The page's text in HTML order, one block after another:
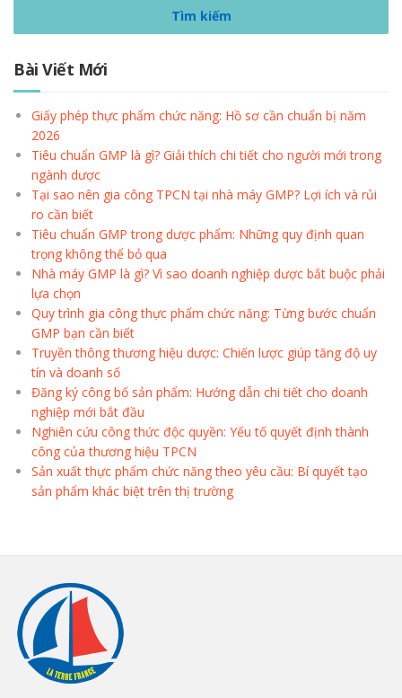
Bài Viết Mới
Giấy phép thực phẩm chức năng: Hồ sơ cần chuẩn bị năm
2026
Tiêu chuẩn GMP là gì? Giải thích chi tiết cho người mới trong
ngành dược
Tại sao nên gia công TPCN tại nhà máy GMP? Lợi ích và rủi
ro cần biết
Tiêu chuẩn GMP trong dược phẩm: Những quy định quan
trọng không thể bỏ qua
Nhà máy GMP là gì? Vì sao doanh nghiệp dược bắt buộc phải
lựa chọn
Quy trình gia công thực phẩm chức năng: Từng bước chuẩn
GMP bạn cần biết
Truyền thông thương hiệu dược: Chiến lược giúp tăng độ uy
tín và doanh số
Đăng ký công bố sản phẩm: Hướng dẫn chi tiết cho doanh
nghiệp mới bắt đầu
Nghiên cứu công thức độc quyền: Yếu tố quyết định thành
công của thương hiệu TPCN
Sản xuất thực phẩm chức năng theo yêu cầu: Bí quyết tạo
sản phẩm khác biệt trên thị trường